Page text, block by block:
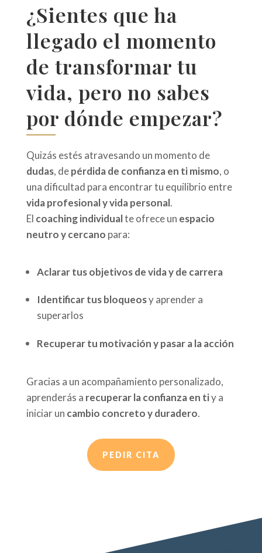
¿Sientes que ha
llegado el momento
de transformar tu
vida, pero no sabes
por dónde empezar?
Quizás estés atravesando un momento de
dudas, depérdida de confianza en ti mismo, o
una dificultad para encontrar tu equilibrio entre
vida profesional y vida personal.
El coaching individualte ofrece un espacio
neutro y cercano para:
Aclarar tus objetivos de vida y de carrera
Identificar tus bloqueosy aprender a
superarlos
Recuperar tu motivación y pasar a la acción
Gracias a un acompañamiento personalizado,
aprenderás a recuperar la confianza en tiy a
iniciar un cambio concreto y duradero.
PEDIR CITA